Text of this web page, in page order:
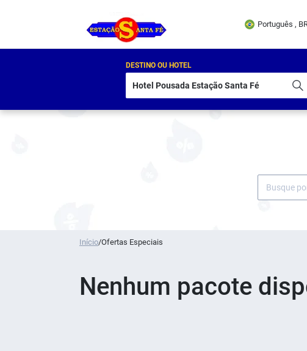
Português ,
DESTINO OU HOTEL
Início/Ofertas Especiais
Nenhum pacote